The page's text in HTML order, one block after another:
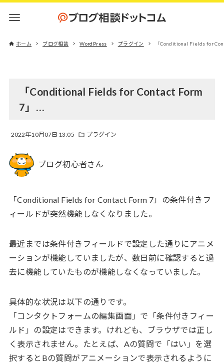
ホーム ブログ相談 WordPress プラグイン 「Conditional Fields for
「Conditional Fields for Contact Form
7」…
2022年10月07日 13:05 プラグイン
ブログ初心者さん
「Conditional Fields for Contact Form 7」の条件付きフ
ィールドが突然機能しなくなりました。
最近までは条件付きフィールドで設定した通りにアニメ
ーションが機能していましたが、数日前に確認すると過
去に機能していたものが機能しなくなっていました。
具体的な状況は以下の通りです。
「コンタクトフォームの編集画面」で「条件付きフィー
ルド」の設定はできます。けれども、ブラウザでは正し
く表示されません。たとえば、Aの質問で「はい」を選
択するとBの質問がアニメーションで表示されるように